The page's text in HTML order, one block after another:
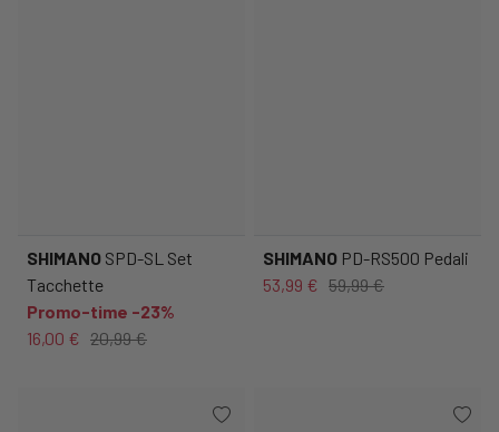
SHIMANO SPD-SL Set
Tacchette
Promo-time -23%
16,00 € 20,99 €
SHIMANO PD-RS500 Pedali
53,99 € 59,99 €